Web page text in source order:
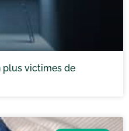
plus victimes de